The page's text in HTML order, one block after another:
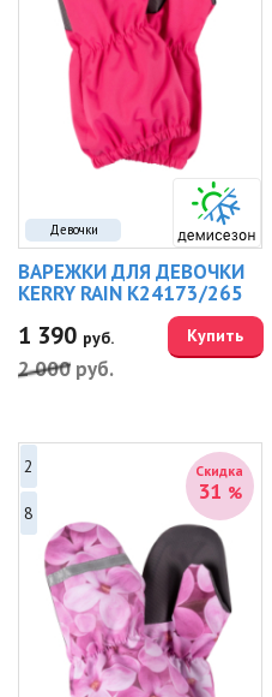
Девочки
ВАРЕЖКИ ДЛЯ ДЕВОЧКИ
KERRY RAIN K24173/265
1 390 руб.
2 000 руб.
Купить
Скидка
31 %
2
8